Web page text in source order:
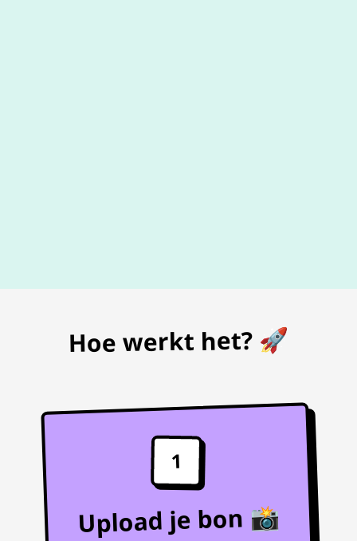
Hoe werkt het? 🚀
1
Upload je bon 📸